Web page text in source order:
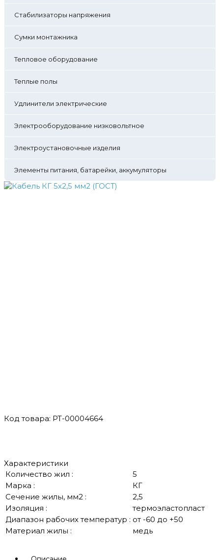
Стабилизаторы напряжения
Сумки монтажника
Тепловое оборудование
Теплые полы
Удлинители электрические
Электрооборудование низковольтное
Электроустановочные изделия
Элементы питания, батарейки, аккумуляторы
Код товара: РТ-00004664
Характеристики
Количество жил :
5
Марка :
КГ
Сечение жилы, мм2 :
2,5
Изоляция :
термоэластопласт
Диапазон рабочих температур : от -60 до +50
Материал жилы :
медь